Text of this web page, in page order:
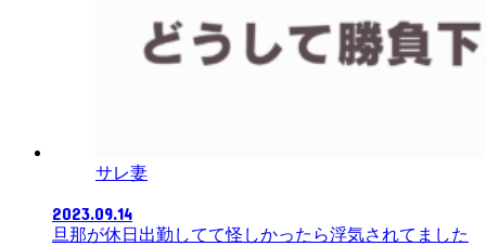
サレ妻
2023.09.14
旦那が休日出勤してて怪しかったら浮気されてました